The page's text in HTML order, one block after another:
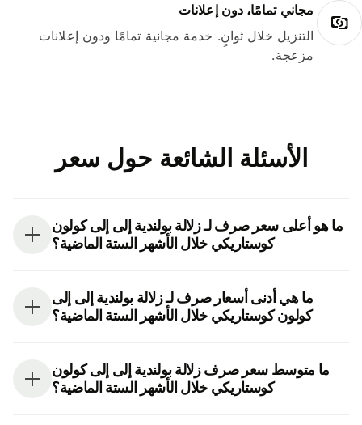
مجاني تمامًا، دون إعلانات
التنزيل خلال ثوانٍ. خدمة مجانية تمامًا ودون إعلانات
مزعجة.
الأسئلة الشائعة حول سعر
ما هو أعلى سعر صرف لـ زلالة بولندية إلى إلى كولون
كوستاريكي خلال الأشهر الستة الماضية؟
ما هي أدنى أسعار صرف لـ زلالة بولندية إلى إلى
كولون كوستاريكي خلال الأشهر الستة الماضية؟
ما متوسط سعر صرف زلالة بولندية إلى إلى كولون
كوستاريكي خلال الأشهر الستة الماضية؟